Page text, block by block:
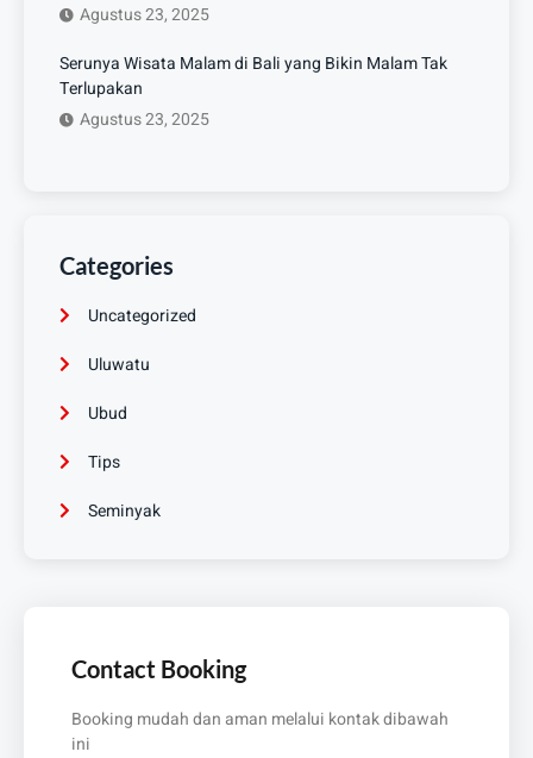
Agustus 23, 2025
Serunya Wisata Malam di Bali yang Bikin Malam Tak
Terlupakan
Agustus 23, 2025
Categories
Uncategorized
Uluwatu
Ubud
Tips
Seminyak
Contact Booking
Booking mudah dan aman melalui kontak dibawah
ini